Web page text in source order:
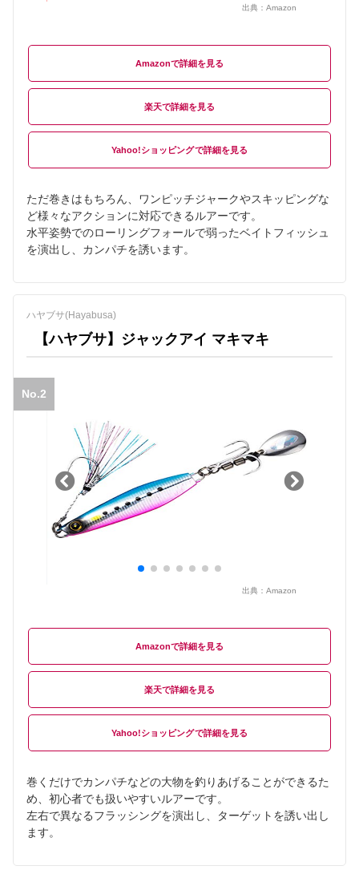
出典： Amazon
Amazon
楽天
Yahoo!ショッピング
ただ巻きはもちろん、ワンピッチジャークやスキッピングな
ど様々なアクションに対応できるルアーです。
水平姿勢でのローリングフォールで弱ったベイトフィッシュ
を演出し、カンパチを誘います。
ハヤブサ(Hayabusa)
【ハヤブサ】ジャックアイ マキマキ
No.2
出典： Amazon
Amazon
楽天
Yahoo!ショッピング
巻くだけでカンパチなどの大物を釣りあげることができるた
め、初心者でも扱いやすいルアーです。
左右で異なるフラッシングを演出し、ターゲットを誘い出し
ます。